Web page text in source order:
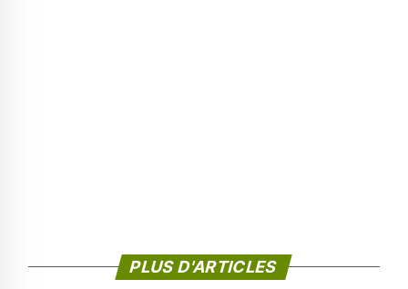
PLUS D'ARTICLES